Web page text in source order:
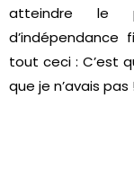
atteindre le
tout ceci : C’est
que je n’avais pas